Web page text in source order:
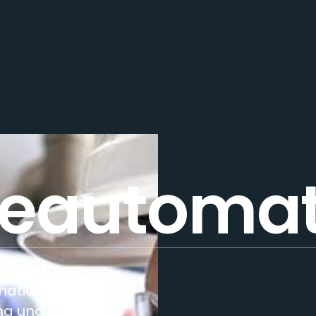
Kälte
vernetzen
und